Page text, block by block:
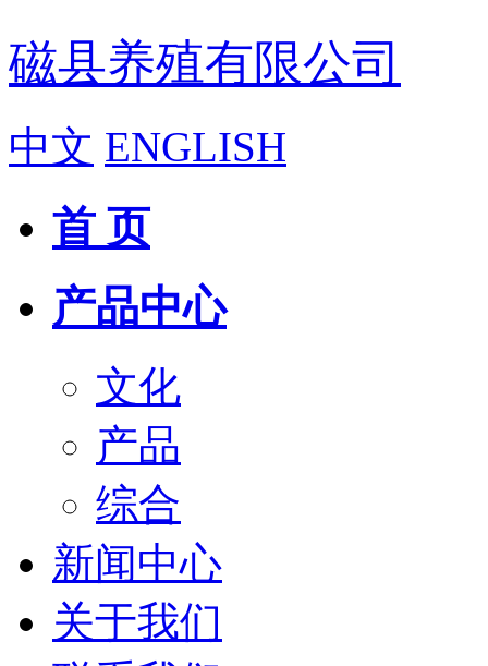
磁县养殖有限公司
中文 ENGLISH
首 页
产品中心
文化
产品
综合
新闻中心
关于我们